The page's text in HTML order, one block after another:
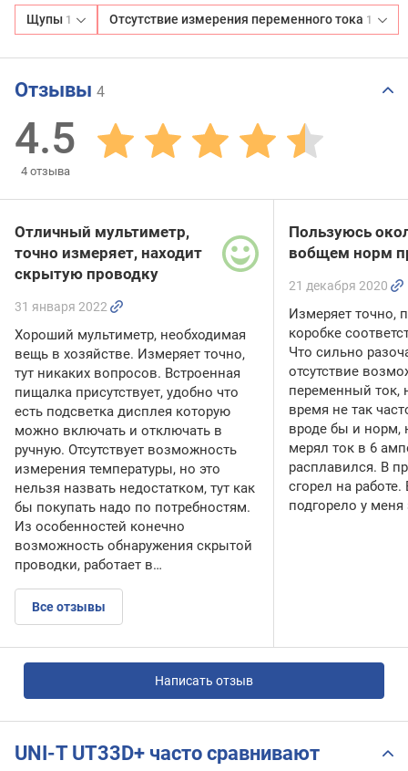
Щупы 1 Отсутствие измерения переменного тока 1
Отзывы 4
4.5
4 отзыва
Отличный мультиметр,
точно измеряет, находит
скрытую проводку
31 января 2022
Хороший мультиметр, необходимая
вещь в хозяйстве. Измеряет точно,
тут никаких вопросов. Встроенная
пищалка присутствует, удобно что
есть подсветка дисплея которую
можно включать и отключать в
ручную. Отсутствует возможность
измерения температуры, но это
нельзя назвать недостатком, тут как
бы покупать надо по потребностям.
Из особенностей конечно
возможность обнаружения скрытой
проводки, работает в…
Все отзывы
Пользуюсь
вобщем норм
21 декабря 2020
Измеряет точно,
коробке
Что сильно
отсутствие
переменный ток,
время не так
вроде бы и норм,
мерял ток в 6
расплавился. В
сгорел на работе.
подгорело у меня
Написать отзыв
UNI-T UT33D+ часто сравнивают